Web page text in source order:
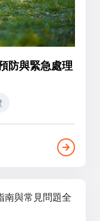
防與緊急處理